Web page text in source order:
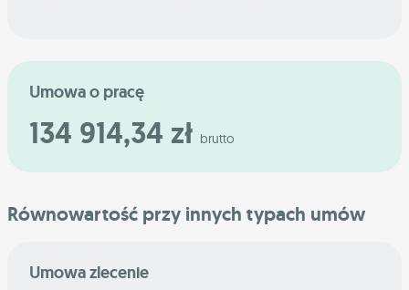
Umowa o pracę
134 914,34 zł brutto
Równowartość przy innych typach umów
Umowa zlecenie